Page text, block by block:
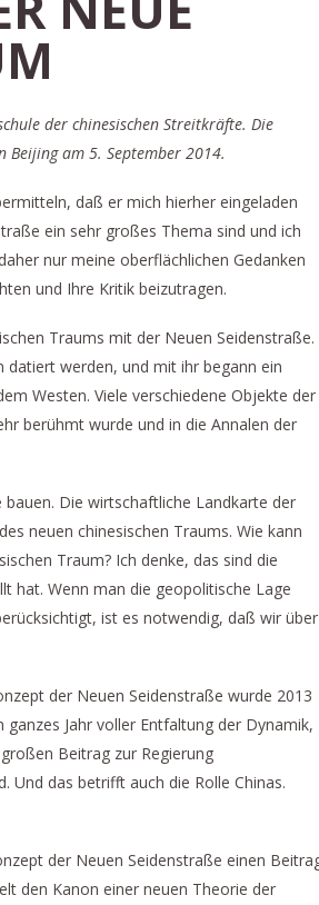
der chinesischen Streitkräfte. Die
Beijing am 5. September 2014.
daß er mich hierher eingeladen
ein sehr großes Thema sind und ich
nur meine oberflächlichen Gedanken
und Ihre Kritik beizutragen.
Traums mit der Neuen Seidenstraße.
datiert werden, und mit ihr begann ein
Westen. Viele verschiedene Objekte der
berühmt wurde und in die Annalen der
Die wirtschaftliche Landkarte der
neuen chinesischen Traums. Wie kann
Traum? Ich denke, das sind die
hat. Wenn man die geopolitische Lage
ist es notwendig, daß wir über
der Neuen Seidenstraße wurde 2013
Jahr voller Entfaltung der Dynamik,
Beitrag zur Regierung
Und das betrifft auch die Rolle Chinas.
der Neuen Seidenstraße einen
den Kanon einer neuen Theorie der